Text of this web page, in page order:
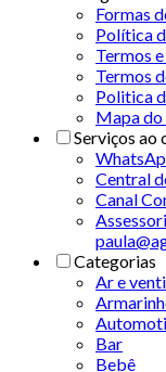
Formas
Política
Termos
Termos
Politica
Mapa
Serviços ao
Central
Canal
Categorias
Ar e
Bar
Bebê